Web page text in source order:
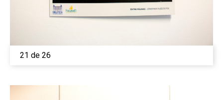
21 de 26